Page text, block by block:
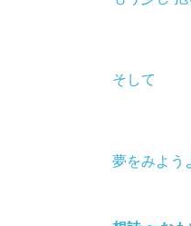
もう少し 抱
そして
夢をみようよ